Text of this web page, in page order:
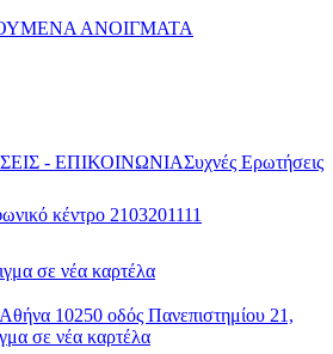
ΑΝΟΙΓΜΑΤΑ
- ΕΠΙΚΟΙΝΩΝΙΑΣυχνές Ερωτήσεις
κέντρο 2103201111
σε νέα καρτέλα
10250 οδός Πανεπιστημίου 21,
σε νέα καρτέλα